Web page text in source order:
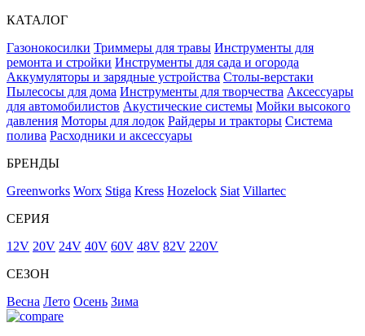
КАТАЛОГ
Газонокосилки Триммеры для травы Инструменты для
ремонта и стройки Инструменты для сада и огорода
Аккумуляторы и зарядные устройства Столы-верстаки
Пылесосы для дома Инструменты для творчества Аксессуары
для автомобилистов Акустические системы Мойки высокого
давления Моторы для лодок Райдеры и тракторы Система
полива Расходники и аксессуары
БРЕНДЫ
Greenworks Worx Stiga Kress Hozelock Siat Villartec
СЕРИЯ
12V 20V 24V 40V 60V 48V 82V 220V
СЕЗОН
Весна Лето Осень Зима